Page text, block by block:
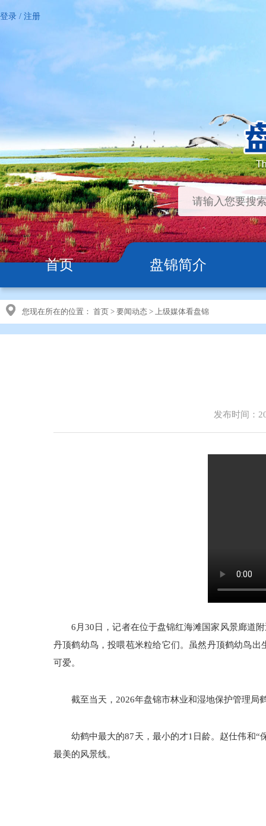
登录 / 注册
首页 盘锦简介
您现在所在的位置： 首页 > 要闻动态 > 上级媒体看盘锦
发布时间：
6月30日，记者在位于盘锦红海滩国家风景廊道
丹顶鹤幼鸟，投喂苞米粒给它们。虽然丹顶鹤幼鸟
可爱。
截至当天，2026年盘锦市林业和湿地保护管理局
幼鹤中最大的87天，最小的才1日龄。赵仕伟和
最美的风景线。